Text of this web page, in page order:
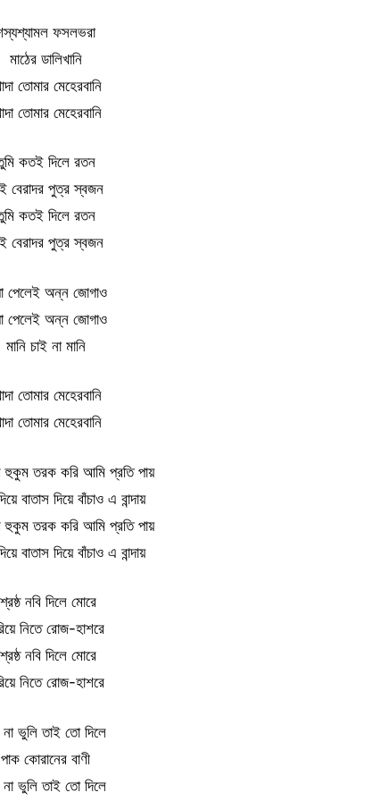
ফসলভরা
মাঠের ডালিখানি
তোমার মেহেরবানি
তোমার মেহেরবানি
কতই দিলে রতন
বেরাদর পুত্র স্বজন
কতই দিলে রতন
বেরাদর পুত্র স্বজন
পেলেই অন্ন জোগাও
পেলেই অন্ন জোগাও
মানি চাই না মানি
তোমার মেহেরবানি
তোমার মেহেরবানি
হুকুম তরক করি আমি প্রতি পায়
বাতাস দিয়ে বাঁচাও এ বান্দায়
হুকুম তরক করি আমি প্রতি পায়
বাতাস দিয়ে বাঁচাও এ বান্দায়
নবি দিলে মোরে
নিতে রোজ-হাশরে
নবি দিলে মোরে
নিতে রোজ-হাশরে
ভুলি তাই তো দিলে
পাক কোরানের বাণী
ভুলি তাই তো দিলে